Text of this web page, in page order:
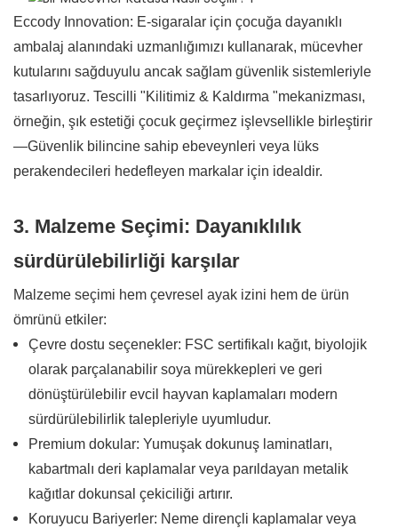
Eccody Innovation: E-sigaralar için çocuğa dayanıklı
ambalaj alanındaki uzmanlığımızı kullanarak, mücevher
kutularını sağduyulu ancak sağlam güvenlik sistemleriyle
tasarlıyoruz. Tescilli "Kilitimiz & Kaldırma "mekanizması,
örneğin, şık estetiği çocuk geçirmez işlevsellikle birleştirir
—Güvenlik bilincine sahip ebeveynleri veya lüks
perakendecileri hedefleyen markalar için idealdir.
3. Malzeme Seçimi: Dayanıklılık
sürdürülebilirliği karşılar
Malzeme seçimi hem çevresel ayak izini hem de ürün
ömrünü etkiler:
Çevre dostu seçenekler: FSC sertifikalı kağıt, biyolojik
olarak parçalanabilir soya mürekkepleri ve geri
dönüştürülebilir evcil hayvan kaplamaları modern
sürdürülebilirlik talepleriyle uyumludur.
Premium dokular: Yumuşak dokunuş laminatları,
kabartmalı deri kaplamalar veya parıldayan metalik
kağıtlar dokunsal çekiciliği artırır.
Koruyucu Bariyerler: Neme dirençli kaplamalar veya